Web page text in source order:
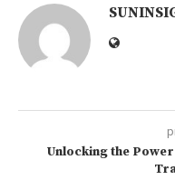
Unlocking the